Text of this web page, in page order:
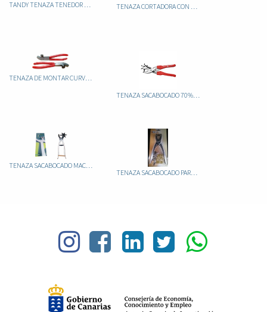
TENAZA DE MONTAR CURVA PICO LORO